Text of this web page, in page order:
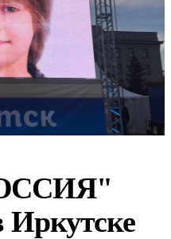
Иркутске